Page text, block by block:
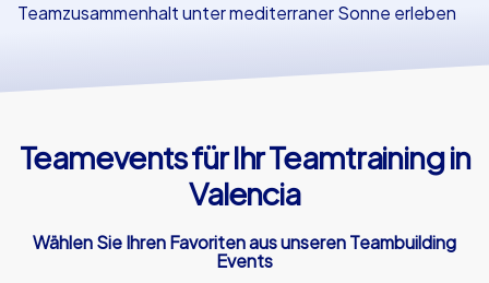
Teamzusammenhalt unter mediterraner Sonne erleben
Teamevents für Ihr Teamtraining in
Valencia
Wählen Sie Ihren Favoriten aus unseren Teambuilding
Events